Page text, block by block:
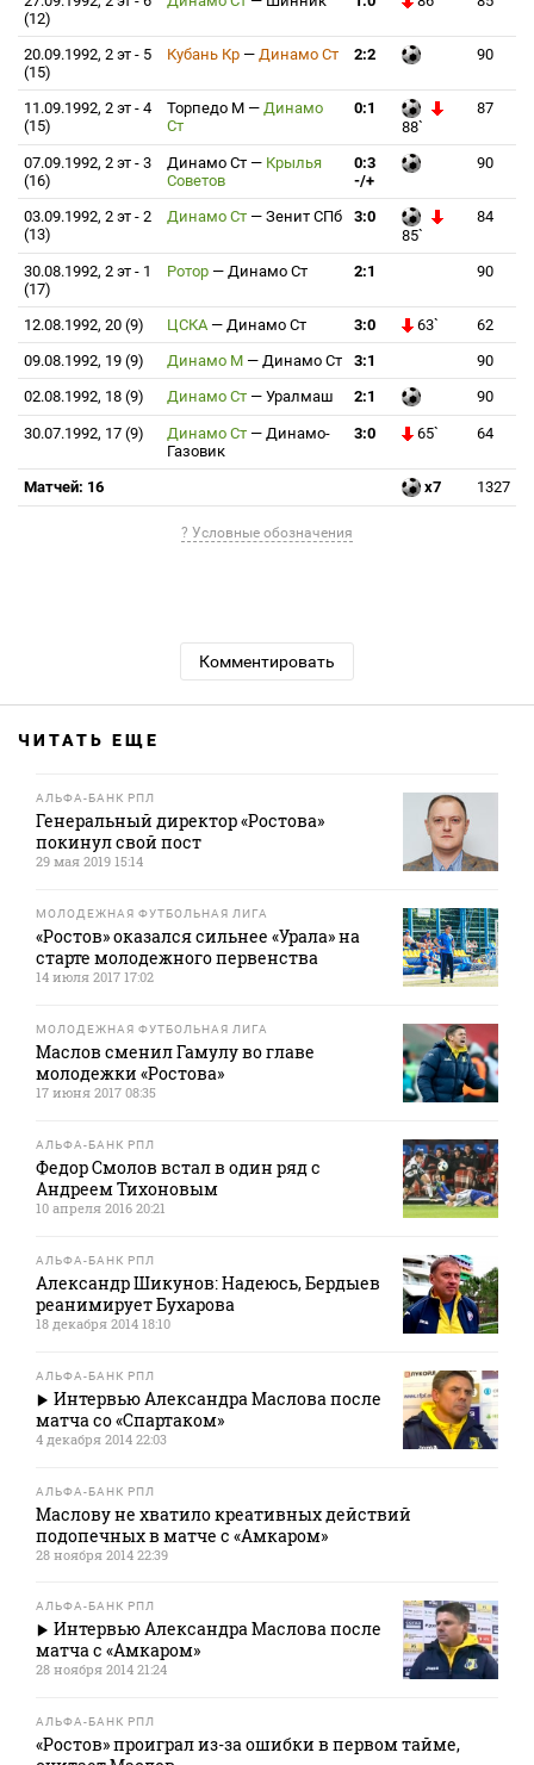
(12)
20.09.1992, 2 эт - 5
(15)
Кубань Кр — Динамо Ст 2:2 90
11.09.1992, 2 эт - 4
(15)
Торпедо М — Динамо
Ст
0:1
88`
87
07.09.1992, 2 эт - 3
(16)
Динамо Ст — Крылья
Советов
0:3
-/+
90
03.09.1992, 2 эт - 2
(13)
Динамо Ст — Зенит СПб
3:0
85`
84
30.08.1992, 2 эт - 1
(17)
Ротор — Динамо Ст 2:1 90
12.08.1992, 20 (9) ЦСКА — Динамо Ст 3:0 63`
62
09.08.1992, 19 (9)
Динамо М — Динамо Ст 3:1
90
02.08.1992, 18 (9)
Динамо Ст — Уралмаш 2:1 90
30.07.1992, 17 (9) Динамо Ст — Динамо-
Газовик
3:0 65` 64
Матчей: 16 x7 1327
? Условные обозначения
Комментировать
ЧИТАТЬ ЕЩЕ
АЛЬФА-БАНК РПЛ
Генеральный директор «Ростова»
покинул свой пост
29 мая 2019 15:14
МОЛОДЕЖНАЯ ФУТБОЛЬНАЯ ЛИГА
«Ростов» оказался сильнее «Урала» на
старте молодежного первенства
14 июля 2017 17:02
МОЛОДЕЖНАЯ ФУТБОЛЬНАЯ ЛИГА
Маслов сменил Гамулу во главе
молодежки «Ростова»
17 июня 2017 08:35
АЛЬФА-БАНК РПЛ
Федор Смолов встал в один ряд с
Андреем Тихоновым
10 апреля 2016 20:21
АЛЬФА-БАНК РПЛ
Александр Шикунов: Надеюсь, Бердыев
реанимирует Бухарова
18 декабря 2014 18:10
АЛЬФА-БАНК РПЛ
Интервью Александра Маслова после
матча со «Cпартаком»
4 декабря 2014 22:03
АЛЬФА-БАНК РПЛ
Маслову не хватило креативных действий
подопечных в матче с «Амкаром»
28 ноября 2014 22:39
АЛЬФА-БАНК РПЛ
Интервью Александра Маслова после
матча с «Амкаром»
28 ноября 2014 21:24
АЛЬФА-БАНК РПЛ
«Ростов» проиграл из-за ошибки в первом тайме,